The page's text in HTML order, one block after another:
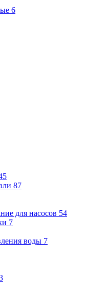
6
87
для насосов 54
7
воды 7